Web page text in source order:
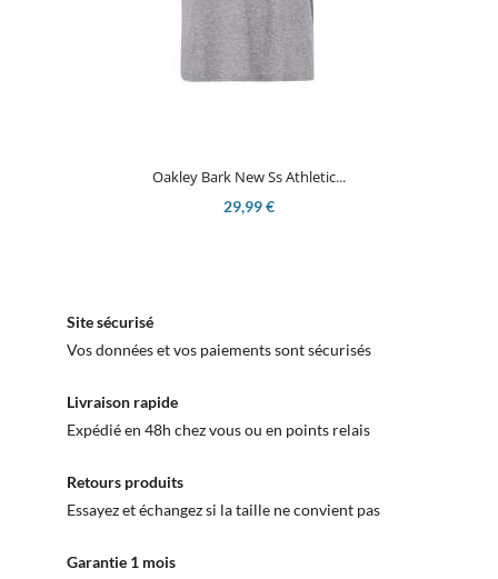
Oakley Bark New Ss Athletic...
29,99 €
Site sécurisé
Vos données et vos paiements sont sécurisés
Livraison rapide
Expédié en 48h chez vous ou en points relais
Retours produits
Essayez et échangez si la taille ne convient pas
Garantie 1 mois